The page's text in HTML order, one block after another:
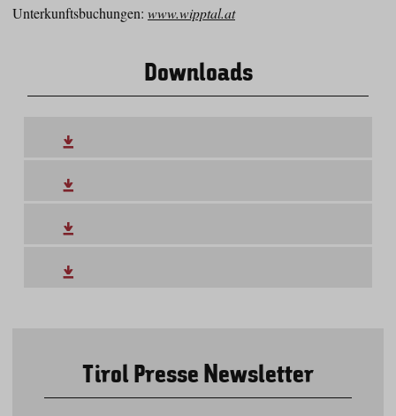
Unterkunftsbuchungen: www.wipptal.at
Downloads
Tirol Presse Newsletter